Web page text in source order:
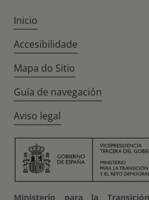
Inicio
Accesibilidade
Mapa do Sitio
Guía de navegación
Aviso legal
Ministerio para la